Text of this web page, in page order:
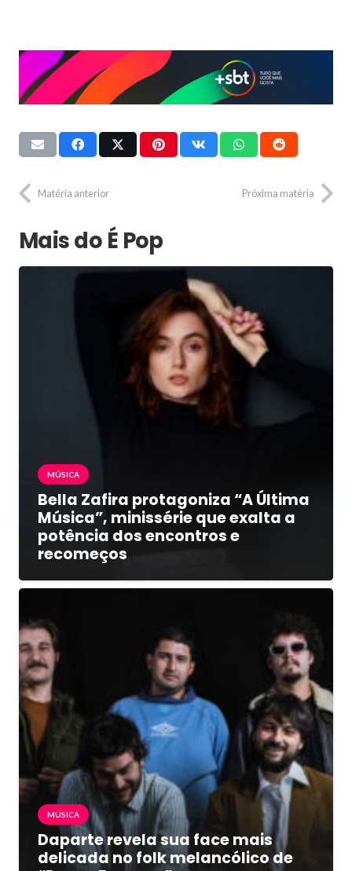
Matéria anterior Próxima matéria
Mais do É Pop
MÚSICA
Bella Zafira protagoniza “A Última
Música”, minissérie que exalta a
potência dos encontros e
recomeços
MÚSICA
Daparte revela sua face mais
delicada no folk melancólico de